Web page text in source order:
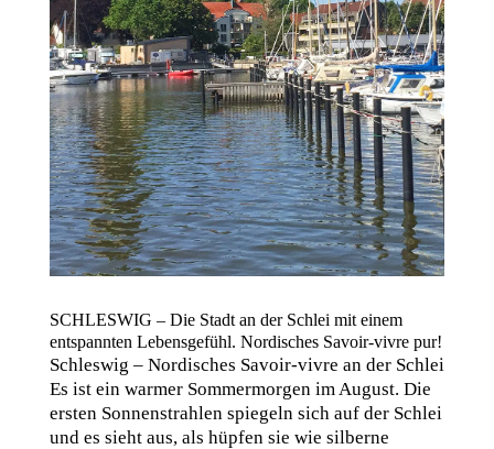
SCHLESWIG – Die Stadt an der Schlei mit einem
entspannten Lebensgefühl. Nordisches Savoir-vivre pur!
Schleswig – Nordisches Savoir-vivre an der Schlei
Es ist ein warmer Sommermorgen im August. Die
ersten Sonnenstrahlen spiegeln sich auf der Schlei
und es sieht aus, als hüpfen sie wie silberne